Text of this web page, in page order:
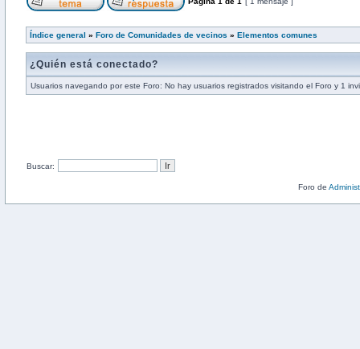
Índice general » Foro de Comunidades de vecinos » Elementos comunes
¿Quién está conectado?
Usuarios navegando por este Foro: No hay usuarios registrados visitando el Foro y 1
Buscar:
Foro de